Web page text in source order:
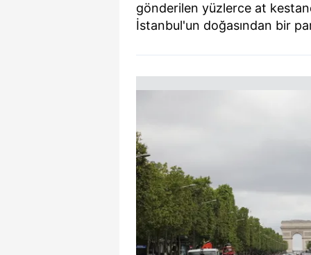
gönderilen yüzlerce at
İstanbul'un doğasından bir